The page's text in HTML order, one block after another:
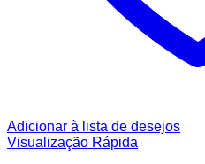
Adicionar à lista de desejos
Visualização Rápida